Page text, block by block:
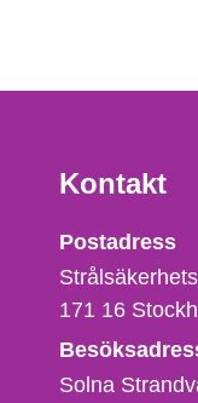
Kontakt
Postadress
171 16
Solna